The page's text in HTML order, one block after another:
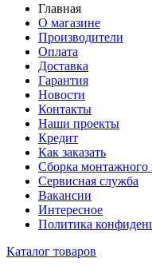
Главная
О магазине
Производители
Оплата
Доставка
Гарантия
Новости
Контакты
Наши проекты
Кредит
Как заказать
Сборка монтажного
Сервисная служба
Вакансии
Интересное
Политика
Каталог товаров